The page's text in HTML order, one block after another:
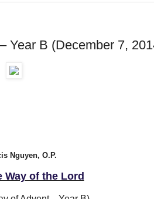
Year B (December 7,
Nguyen, O.P.
Way of the Lord